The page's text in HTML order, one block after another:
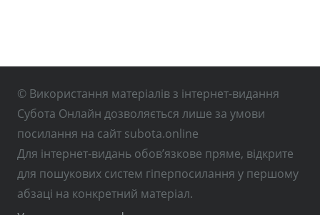
© Використання матеріалів з інтернет-видання
Субота Онлайн дозволяється лише за умови
посилання на сайт subota.online
Для інтернет-видань обов’язкове пряме, відкрите
для пошукових систем гіперпосилання у першому
абзаці на конкретний матеріал.